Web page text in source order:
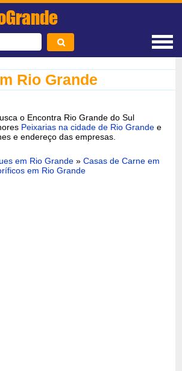
Rio Grande
o Encontra Rio Grande do Sul
Peixarias na cidade de Rio Grande e
e endereço das empresas.
em Rio Grande »Casas de Carne em
em Rio Grande